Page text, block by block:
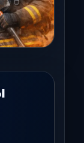
Севастополь
Симферополь
Сочи
Таганрог